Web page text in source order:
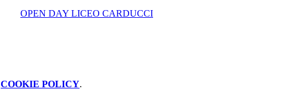
OPEN DAY LICEO CARDUCCI
COOKIE POLICY.